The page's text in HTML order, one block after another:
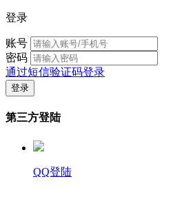
登录
账号
密码
通过短信验证码登录
第三方登陆
QQ登陆